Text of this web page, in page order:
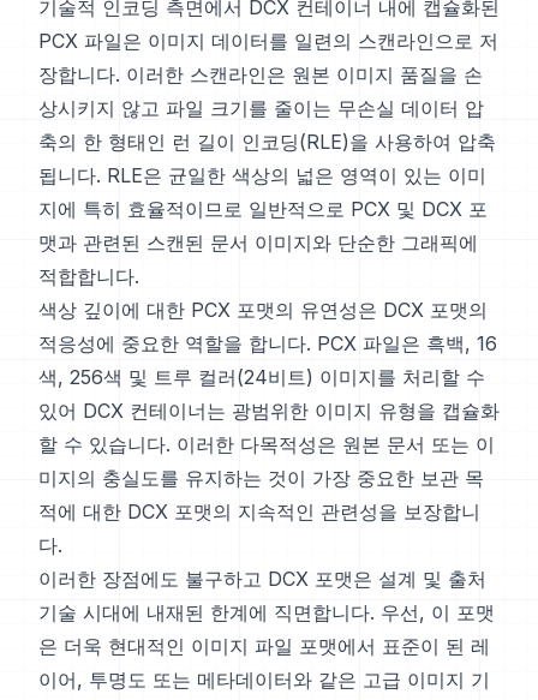
기술적 인코딩 측면에서 DCX 컨테이너 내에 캡슐화된
PCX 파일은 이미지 데이터를 일련의 스캔라인으로 저
장합니다. 이러한 스캔라인은 원본 이미지 품질을 손
상시키지 않고 파일 크기를 줄이는 무손실 데이터 압
축의 한 형태인 런 길이 인코딩(RLE)을 사용하여 압축
됩니다. RLE은 균일한 색상의 넓은 영역이 있는 이미
지에 특히 효율적이므로 일반적으로 PCX 및 DCX 포
맷과 관련된 스캔된 문서 이미지와 단순한 그래픽에
적합합니다.
색상 깊이에 대한 PCX 포맷의 유연성은 DCX 포맷의
적응성에 중요한 역할을 합니다. PCX 파일은 흑백, 16
색, 256색 및 트루 컬러(24비트) 이미지를 처리할 수
있어 DCX 컨테이너는 광범위한 이미지 유형을 캡슐화
할 수 있습니다. 이러한 다목적성은 원본 문서 또는 이
미지의 충실도를 유지하는 것이 가장 중요한 보관 목
적에 대한 DCX 포맷의 지속적인 관련성을 보장합니
다.
이러한 장점에도 불구하고 DCX 포맷은 설계 및 출처
기술 시대에 내재된 한계에 직면합니다. 우선, 이 포맷
은 더욱 현대적인 이미지 파일 포맷에서 표준이 된 레
이어, 투명도 또는 메타데이터와 같은 고급 이미지 기